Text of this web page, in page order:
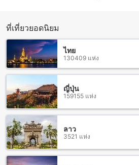
สถานกงสุลใหญ่เมียนมาร์ ที่เป็นสถานที่ท่
คนรักศิลปะ และ โรงยิม 2 ที่เป็นสถานที่
กำลังกายและการฝึกซ้อม
ร้านอาหารรอบๆ Doze Hostel
หากคุณกำลังมองหาร้านอาหารใกล้ๆ
จะพบกับหลากหลายเลือดอาหารที่น่าตื่น
Myeongdong นั้นเสนออาหารเกาหลีที่
สำหรับคนที่ชอบเนื้อสัตว์ ร้าน Prime
เนื้อสุกอร่อยและคุณภาพ สำหรับคนรักชา
Korean BBQ Buffet คือที่ที่เหมาะสำห
ติแบบเร็ตโร ร้าน Retro Steak Cafe'
หากคุณต้องการลิ้มลองอาหารเหนือ ร้าน
ที่เที่ยวยอดนิยม
ไทย
130409 แห่ง
ญี่ปุ่น
159155 แห่ง
ลาว
3521 แห่ง